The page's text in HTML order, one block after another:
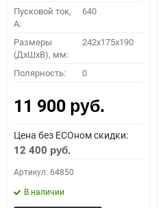
Пусковой ток,
A:
640
Размеры
(ДхШхВ), мм:
242x175x190
Полярность: 0
11 900 руб.
Цена без ECOном скидки:
12 400 руб.
Артикул: 64850
В наличии